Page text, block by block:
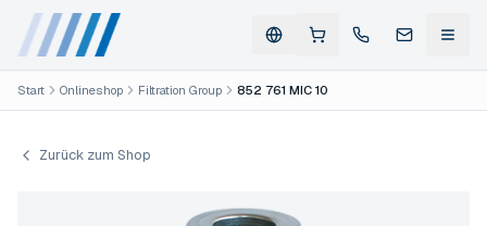
Start Onlineshop Filtration Group 852 761 MIC 10
Zurück zum Shop